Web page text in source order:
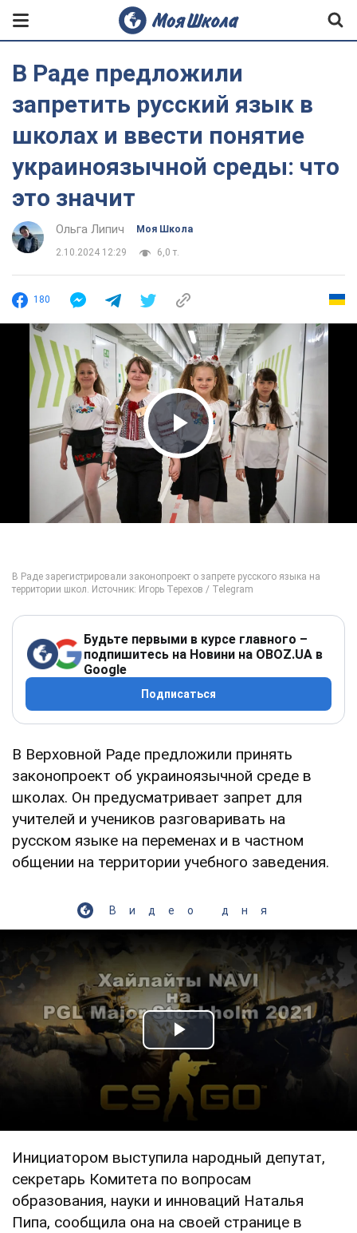
В Раде предложили
запретить русский язык в
школах и ввести понятие
украиноязычной среды: что
это значит
Ольга Липич Моя Школа
2.10.2024 12:29 6,0 т.
180
Play Video
Будьте первыми в курсе главного –
подпишитесь на Новини на OBOZ.UA в
Google
Подписаться
В Верховной Раде предложили принять
законопроект об украиноязычной среде в
школах. Он предусматривает запрет для
учителей и учеников разговаривать на
русском языке на переменах и в частном
общении на территории учебного заведения.
Видео дня
Play Video
Инициатором выступила народный депутат,
секретарь Комитета по вопросам
образования, науки и инноваций Наталья
Пипа, сообщила она на своей странице в